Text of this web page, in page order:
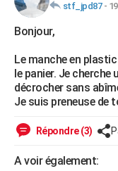
Essais
Réserver un essai
Citadines
Berlines
SUV
Forum auto
HIGH-TECH
Forum
Aménagement intérieur
Extérieur
Cuisine
Salle de bains
Jardinage
Rangement
WEEK-END
Guides de France
Escapades
Patrimoine
Expositions
Musées
Week-end nature
+LIFESTYLE
Art de vivre
Bien-être
Loisirs
Mode
Modes de vie
SANTE
Alimentation
Guide de la santé
Maladies
Médicaments
Sommeil
VOYAGE
stf_jpd87-
Bonjour,
Le manche en
le panier. Je cherche
décrocher sans
Je suis preneuse de
Répondre (3)
A voir également: